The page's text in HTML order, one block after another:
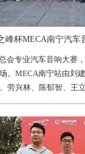
峰杯MECA南宁汽车
会专业汽车音响大赛
。MECA南宁站由刘
劳兴林、陈郁智、王